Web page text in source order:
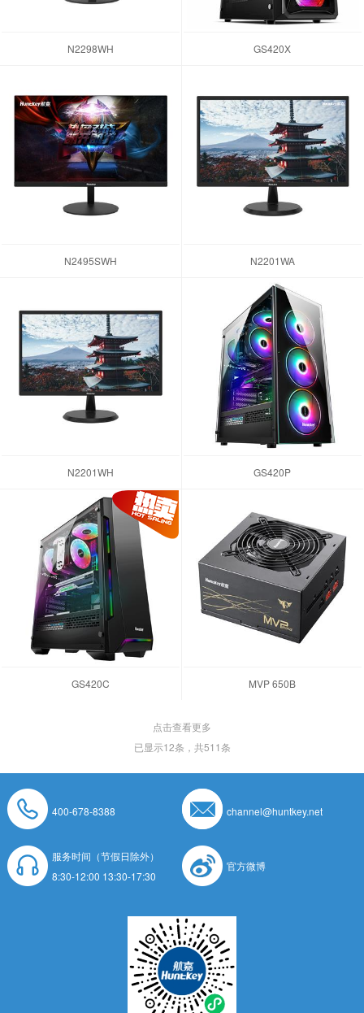
N2298WH GS420X
N2495SWH N2201WA
N2201WH GS420P
GS420C MVP 650B
点击查看更多
已显示12条，共511条
400-678-8388 channel@huntkey.net
服务时间（节假日除外）
8:30-12:00 13:30-17:30
官方微博